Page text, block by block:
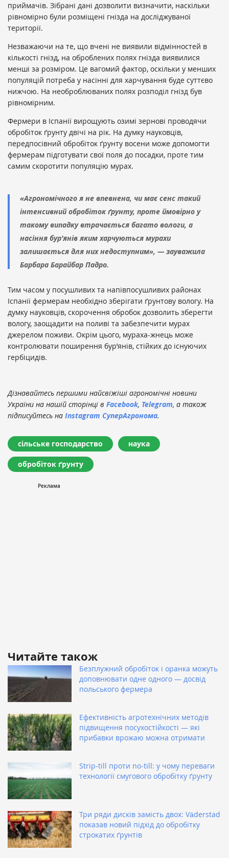
приймачів. Зібрані дані дозволити визначити, наскільки
рівномірно були розміщені гнізда на досліджуваної
території.
Незважаючи на те, що вчені не виявили відмінностей в
кількості гнізд, на оброблених полях гнізда виявилися
менші за розміром. Це вагомий фактор, оскільки у менших
популяцій потреба у насінні для харчування буде суттєво
нижчою. На необроблюваних полях розподіл гнізд був
рівномірним.
Фермери в Іспанії вирощують озимі зернові проводячи
обробіток ґрунту двічі на рік. На думку науковців,
передпосівний обробіток ґрунту восени може допомогти
фермерам підготувати свої поля до посадки, проте тим
самим скоротити популяцію мурах.
«Агрономічного я не впевнена, чи має сенс такий
інтенсивний обробіток ґрунту, проте ймовірно у
такому випадку втрачається багато вологи, а
насіння бур’янів яким харчуються мурахи
залишається для них недоступним», — зауважила
Барбара Барайбар Падро.
Тим часом у посушливих та напівпосушливих районах
Іспанії фермерам необхідно зберігати ґрунтову вологу. На
думку науковців, скорочення обробок дозволить зберегти
вологу, заощадити на поливі та забезпечити мурах
джерелом поживи. Окрім цього, мураха-жнець може
контролювати поширення бур’янів, стійких до існуючих
гербіцидів.
Дізнавайтесь першими найсвіжіші агрономічні новини
України на нашій сторінці в Facebook, Telegram, а також
підписуйтесь на Instagram СуперАгронома.
сільське господарство наука
обробіток ґрунту
Читайте також
Безплужний обробіток і оранка можуть
доповнювати одне одного — досвід
польського фермера
Ефективність агротехнічних методів
підвищення посухостійкості — які
прибавки врожаю можна отримати
Strip-till проти no-till: у чому переваги
технології смугового обробітку ґрунту
Три ряди дисків замість двох: Väderstad
показав новий підхід до обробітку
строкатих ґрунтів